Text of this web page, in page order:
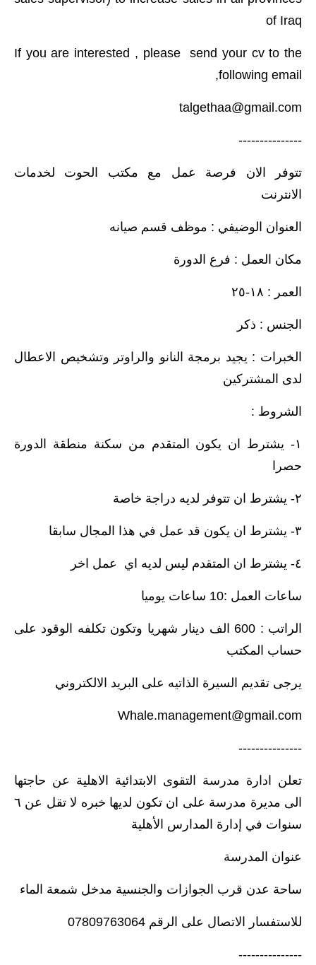
ملازم دراسية
المرحلة الابتدائية
المرحلة الابتدائية
الجامعات
العالي
استمارة القبول المركزي
نتائج القبول المركزي
الطقس
العطل
فن ومشاهير
العامة
of Iraq
If you are interested , please send your cv to the
following email,
talgethaa@gmail.com
---------------
تتوفر الان فرصة عمل مع مكتب الحوت لخدمات
الانترنت
العنوان الوضيفي : موظف قسم صيانه
مكان العمل : فرع الدورة
العمر : ١٨-٢٥
الجنس : ذكر
الخبرات : يجيد برمجة النانو والراوتر وتشخيص الاعطال
لدى المشتركين
الشروط :
١- يشترط ان يكون المتقدم من سكنة منطقة الدورة
حصرا
٢- يشترط ان تتوفر لديه دراجة خاصة
٣- يشترط ان يكون قد عمل في هذا المجال سابقا
٤- يشترط ان المتقدم ليس لديه اي عمل اخر
ساعات العمل :10 ساعات يوميا
الراتب : 600 الف دينار شهريا وتكون تكلفه الوقود على
حساب المكتب
يرجى تقديم السيرة الذاتيه على البريد الالكتروني
Whale.management@gmail.com
---------------
تعلن ادارة مدرسة التقوى الابتدائية الاهلية عن حاجتها
الى مديرة مدرسة على ان تكون لديها خبره لا تقل عن ٦
سنوات في إدارة المدارس الأهلية
عنوان المدرسة
ساحة عدن قرب الجوازات والجنسية مدخل شمعة الماء
للاستفسار الاتصال على الرقم 07809763064
---------------